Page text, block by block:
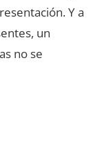
Y a
un
no se